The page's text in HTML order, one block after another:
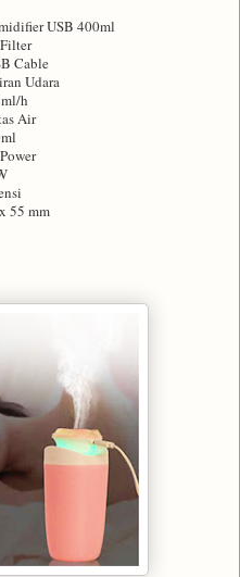
USB 400ml
Cable
Udara
h
Air
55 mm